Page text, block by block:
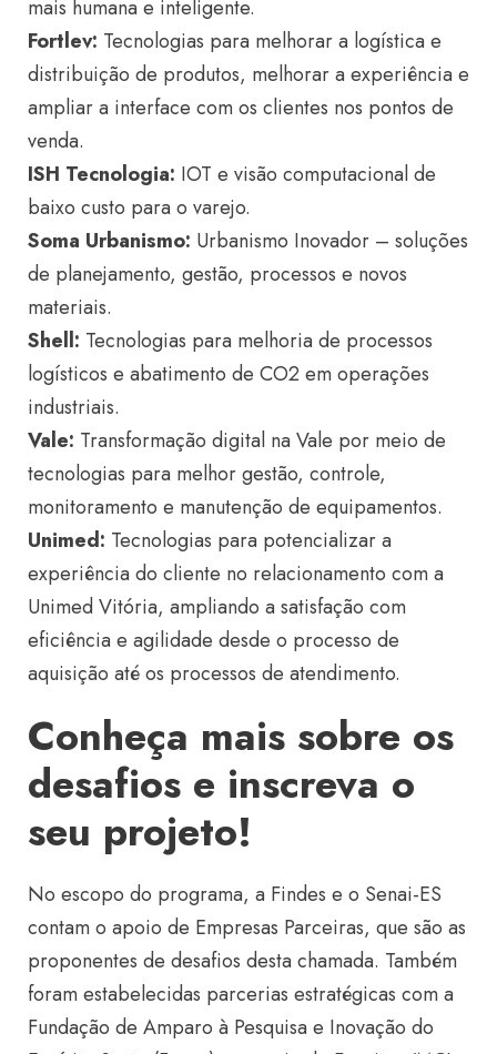
mais humana e inteligente.
Fortlev: Tecnologias para melhorar a logística e
distribuição de produtos, melhorar a experiência e
ampliar a interface com os clientes nos pontos de
venda.
ISH Tecnologia: IOT e visão computacional de
baixo custo para o varejo.
Soma Urbanismo: Urbanismo Inovador – soluções
de planejamento, gestão, processos e novos
materiais.
Shell: Tecnologias para melhoria de processos
logísticos e abatimento de CO2 em operações
industriais.
Vale: Transformação digital na Vale por meio de
tecnologias para melhor gestão, controle,
monitoramento e manutenção de equipamentos.
Unimed: Tecnologias para potencializar a
experiência do cliente no relacionamento com a
Unimed Vitória, ampliando a satisfação com
eficiência e agilidade desde o processo de
aquisição até os processos de atendimento.
Conheça mais sobre os
desafios e inscreva o
seu projeto!
No escopo do programa, a Findes e o Senai-ES
contam o apoio de Empresas Parceiras, que são as
proponentes de desafios desta chamada. Também
foram estabelecidas parcerias estratégicas com a
Fundação de Amparo à Pesquisa e Inovação do